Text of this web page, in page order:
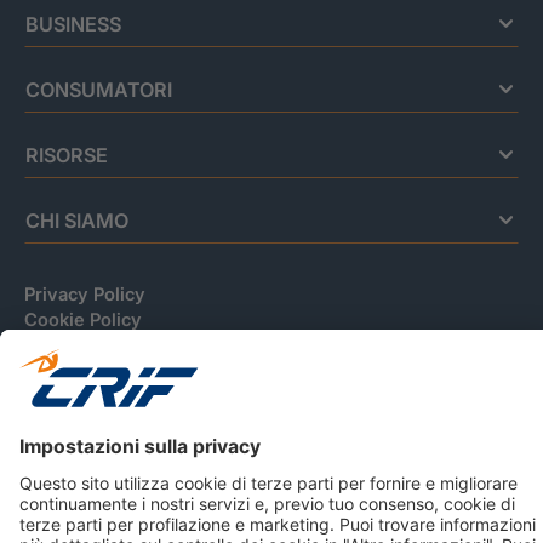
BUSINESS
CONSUMATORI
RISORSE
CHI SIAMO
Privacy Policy
Cookie Policy
Informativa Dati Personali
CRIF Business Ethics
Accessibilità
Creditizie